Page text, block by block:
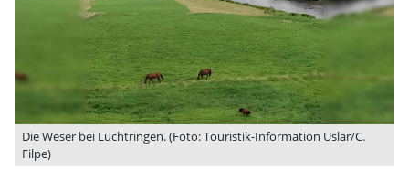
Die Weser bei Lüchtringen. (Foto: Touristik-Information Uslar/C.
Filpe)